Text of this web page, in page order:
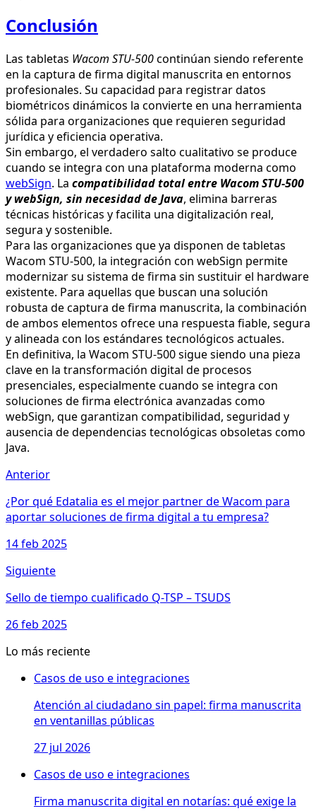
Conclusión
Las tabletas Wacom STU-500continúan siendo referente
en la captura de firma digital manuscrita en entornos
profesionales. Su capacidad para registrar datos
biométricos dinámicos la convierte en una herramienta
sólida para organizaciones que requieren seguridad
jurídica y eficiencia operativa.
Sin embargo, el verdadero salto cualitativo se produce
cuando se integra con una plataforma moderna como
webSign. La compatibilidad total entre Wacom STU-500
y webSign, sin necesidad de Java, elimina barreras
técnicas históricas y facilita una digitalización real,
segura y sostenible.
Para las organizaciones que ya disponen de tabletas
Wacom STU-500, la integración con webSign permite
modernizar su sistema de firma sin sustituir el hardware
existente. Para aquellas que buscan una solución
robusta de captura de firma manuscrita, la combinación
de ambos elementos ofrece una respuesta fiable, segura
y alineada con los estándares tecnológicos actuales.
En definitiva, la Wacom STU-500 sigue siendo una pieza
clave en la transformación digital de procesos
presenciales, especialmente cuando se integra con
soluciones de firma electrónica avanzadas como
webSign, que garantizan compatibilidad, seguridad y
ausencia de dependencias tecnológicas obsoletas como
Java.
Anterior
¿Por qué Edatalia es el mejor partner de Wacom para
aportar soluciones de firma digital a tu empresa?
14 feb 2025
Siguiente
Sello de tiempo cualificado Q-TSP – TSUDS
26 feb 2025
Lo más reciente
Casos de uso e integraciones
Atención al ciudadano sin papel: firma manuscrita
en ventanillas públicas
27 jul 2026
Casos de uso e integraciones
Firma manuscrita digital en notarías: qué exige la